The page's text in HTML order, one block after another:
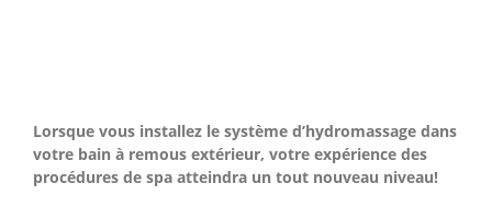
Lorsque vous installez le système d’hydromassage dans
votre bain à remous extérieur, votre expérience des
procédures de spa atteindra un tout nouveau niveau!